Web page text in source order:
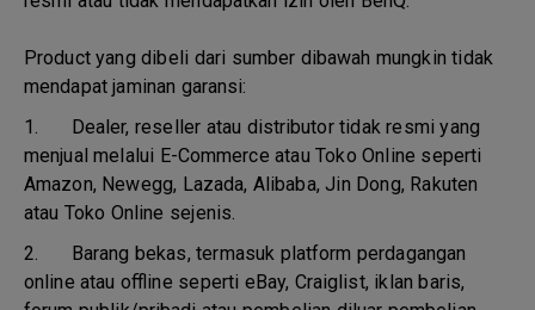
Product yang dibeli dari sumber dibawah mungkin tidak
mendapat jaminan garansi:
1. Dealer, reseller atau distributor tidak resmi yang
menjual melalui E-Commerce atau Toko Online seperti
Amazon, Newegg, Lazada, Alibaba, Jin Dong, Rakuten
atau Toko Online sejenis.
2. Barang bekas, termasuk platform perdagangan
online atau offline seperti eBay, Craiglist, iklan baris,